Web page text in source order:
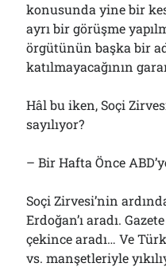
konusunda yine bir
ayrı bir görüşme
örgütünün başka bir
katılmayacağının
Hâl bu iken, Soçi
sayılıyor?
– Bir Hafta Önce
Soçi Zirvesi’nin
Erdoğan’ı aradı.
çekince aradı… Ve
vs. manşetleriyle